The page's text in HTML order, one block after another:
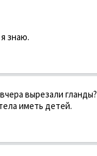
знаю.
вырезали гланды?
иметь детей.